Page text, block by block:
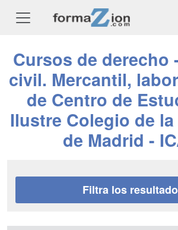
Cursos de derecho
civil. Mercantil,
de Centro de
Ilustre Colegio de
de Madrid -
Filtra los